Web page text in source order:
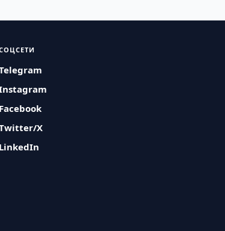
Facebook
X
LinkedIn